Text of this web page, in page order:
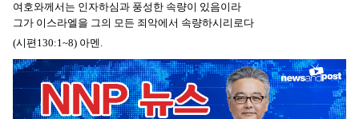
여호와께서는 인자하심과 풍성한 속량이 있음이라
그가 이스라엘을 그의 모든 죄악에서 속량하시리로다
(시편130:1~8) 아멘.